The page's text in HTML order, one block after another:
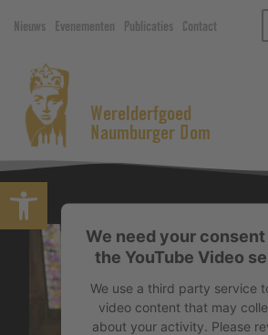
Open werkbalk
Nieuws Evenementen Publicaties Contact
Werelderfgoed
Naumburger Dom
We need your consent
the YouTube Video
We use a third party service
video content that may
about your activity. Please